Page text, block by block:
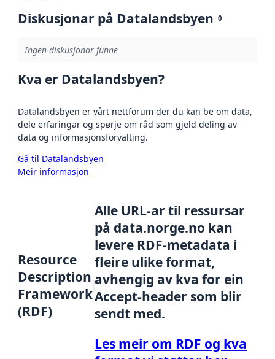
Diskusjonar på Datalandsbyen 0
Ingen diskusjonar funne
Kva er Datalandsbyen?
Datalandsbyen er vårt nettforum der du kan be om data,
dele erfaringar og spørje om råd som gjeld deling av
data og informasjonsforvalting.
Gå til Datalandsbyen
Meir informasjon
Resource
Description
Framework
(RDF)
Alle URL-ar til ressursar
på data.norge.no kan
levere RDF-metadata i
fleire ulike format,
avhengig av kva for ein
Accept-header som blir
sendt med.
Les meir om RDF og kva